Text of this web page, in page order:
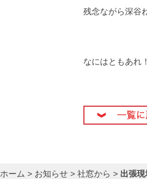
残念ながら深谷
なにはともあれ
ホーム > お知らせ > 社窓から > 出張